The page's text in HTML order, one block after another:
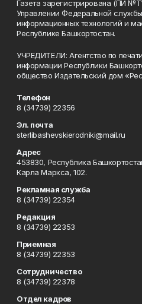
Газета зарегистрирована (ПИ
Управлении Федеральной
информационных технологий и
Республике Башкортостан.
УЧРЕДИТЕЛИ: Агентство по
информации Республики
общество Издательский дом
Телефон
8 (34739) 22356
Эл. почта
sterlibashevskierodniki@mail.ru
Адрес
453830, Республика
Карла Маркса, 102.
Рекламная служба
8 (34739) 22354
Редакция
8 (34739) 22353
Приемная
8 (34739) 22353
Сотрудничество
8 (34739) 22378
Отдел кадров